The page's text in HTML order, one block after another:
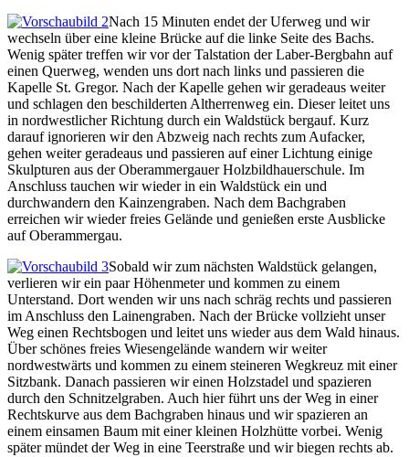
Nach 15 Minuten endet der Uferweg und wir
wechseln über eine kleine Brücke auf die linke Seite des Bachs.
Wenig später treffen wir vor der Talstation der Laber-Bergbahn auf
einen Querweg, wenden uns dort nach links und passieren die
Kapelle St. Gregor. Nach der Kapelle gehen wir geradeaus weiter
und schlagen den beschilderten Altherrenweg ein. Dieser leitet uns
in nordwestlicher Richtung durch ein Waldstück bergauf. Kurz
darauf ignorieren wir den Abzweig nach rechts zum Aufacker,
gehen weiter geradeaus und passieren auf einer Lichtung einige
Skulpturen aus der Oberammergauer Holzbildhauerschule. Im
Anschluss tauchen wir wieder in ein Waldstück ein und
durchwandern den Kainzengraben. Nach dem Bachgraben
erreichen wir wieder freies Gelände und genießen erste Ausblicke
auf Oberammergau.
Sobald wir zum nächsten Waldstück gelangen,
verlieren wir ein paar Höhenmeter und kommen zu einem
Unterstand. Dort wenden wir uns nach schräg rechts und passieren
im Anschluss den Lainengraben. Nach der Brücke vollzieht unser
Weg einen Rechtsbogen und leitet uns wieder aus dem Wald hinaus.
Über schönes freies Wiesengelände wandern wir weiter
nordwestwärts und kommen zu einem steineren Wegkreuz mit einer
Sitzbank. Danach passieren wir einen Holzstadel und spazieren
durch den Schnitzelgraben. Auch hier führt uns der Weg in einer
Rechtskurve aus dem Bachgraben hinaus und wir spazieren an
einem einsamen Baum mit einer kleinen Holzhütte vorbei. Wenig
später mündet der Weg in eine Teerstraße und wir biegen rechts ab.